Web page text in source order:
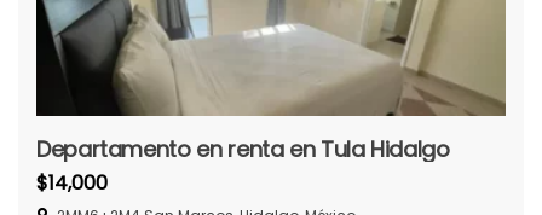
Departamento en renta en Tula Hidalgo
$14,000